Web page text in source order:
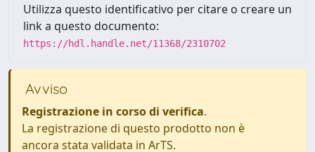
Utilizza questo identificativo per citare o creare un
link a questo documento:
https://hdl.handle.net/11368/2310702
Avviso
Registrazione in corso di verifica.
La registrazione di questo prodotto non è
ancora stata validata in ArTS.